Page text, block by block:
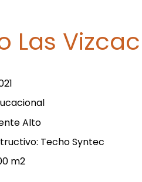
Las
Alto
Techo Syntec
m2